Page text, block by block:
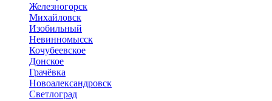
Железногорск
Михайловск
Изобильный
Невинномысск
Кочубеевское
Донское
Грачёвка
Новоалександровск
Светлоград